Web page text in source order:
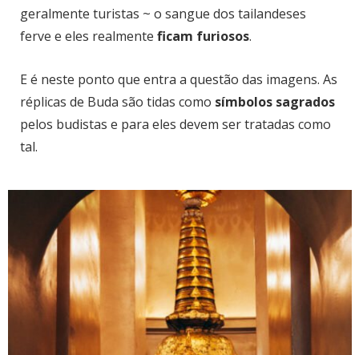
geralmente turistas ~ o sangue dos tailandeses
ferve e eles realmente ficam furiosos.
E é neste ponto que entra a questão das imagens. As
réplicas de Buda são tidas como símbolos sagrados
pelos budistas e para eles devem ser tratadas como
tal.